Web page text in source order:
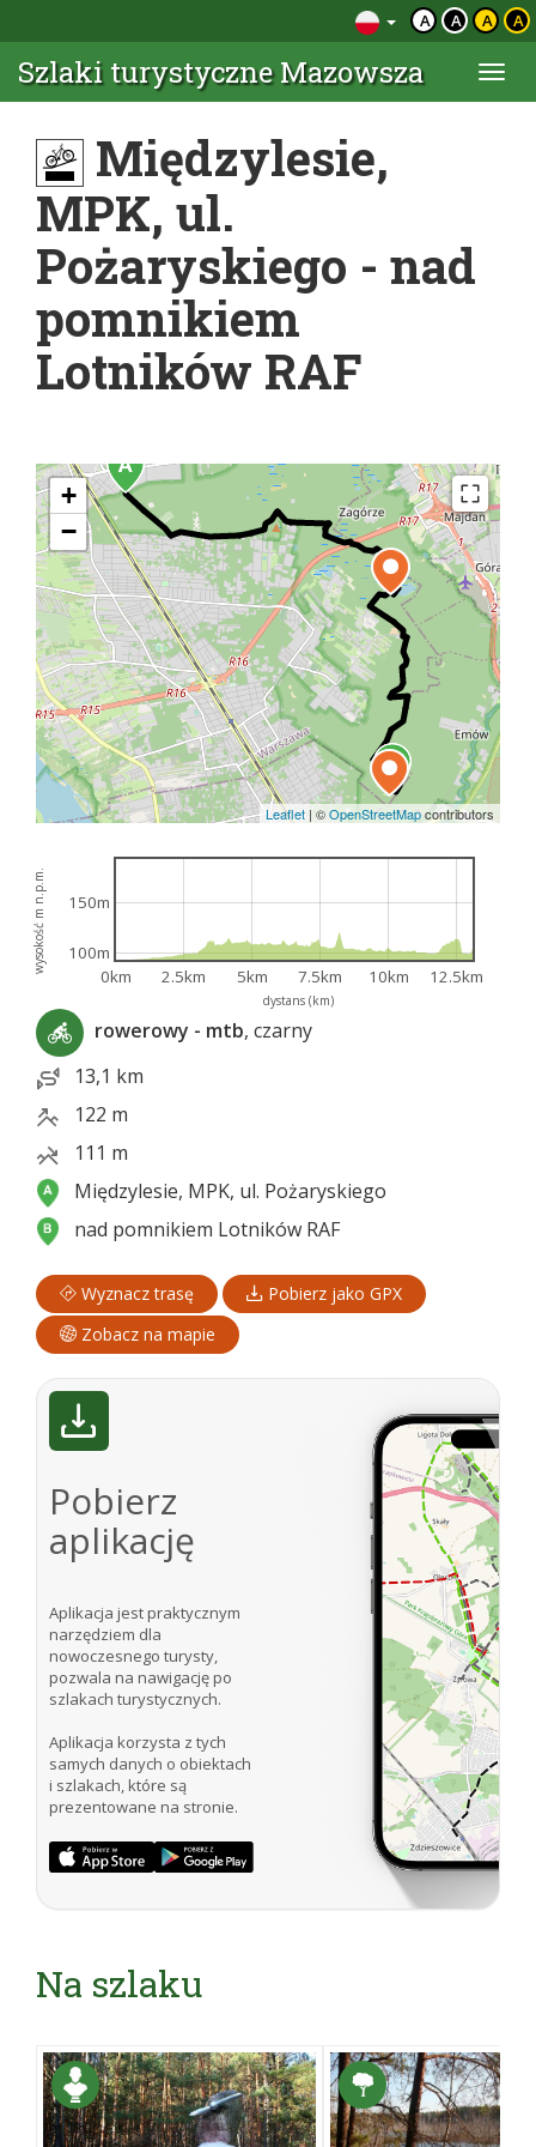
A A A A
Szlaki turystyczne Mazowsza
Międzylesie,
MPK, ul.
Pożaryskiego - nad
pomnikiem
Lotników RAF
+
−
Leaflet | ©OpenStreetMapcontributors
dystans (km)
wysokość m n.p.m.
0km 2.5km 5km 7.5km 10km 12.5km
100m
150m
rowerowy - mtb, czarny
13,1 km
122 m
111 m
Międzylesie, MPK, ul. Pożaryskiego
nad pomnikiem Lotników RAF
Wyznacz trasę
Pobierz jako GPX
Zobacz na mapie
Pobierz
aplikację
Aplikacja jest praktycznym
narzędziem dla
nowoczesnego turysty,
pozwala na nawigację po
szlakach turystycznych.
Aplikacja korzysta z tych
samych danych o obiektach
i szlakach, które są
prezentowane na stronie.
Na szlaku